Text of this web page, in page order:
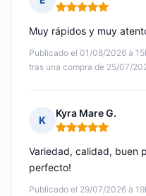
Nota: 5 de 5
Publicado el 01/08/2026 à
tras una compra de 25/07/
Muy rápidos y muy
K
Kyra Mare G.
Nota: 5 de 5
Publicado el 29/07/2026 à
Variedad, calidad, buen
perfecto!